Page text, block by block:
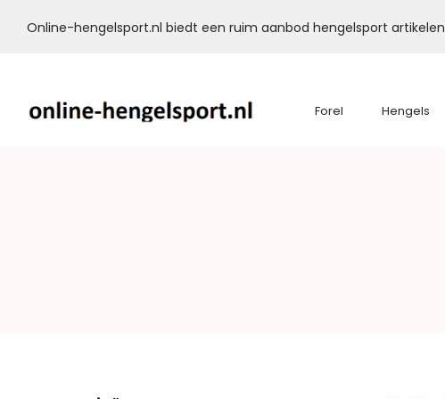
Online-hengelsport.nl biedt een ruim aanbod hengelsport
Forel Hengels